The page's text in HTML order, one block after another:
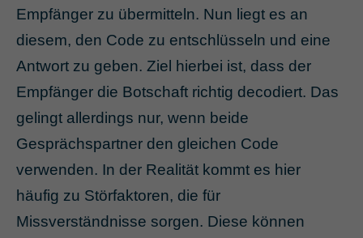
Empfänger zu übermitteln. Nun liegt es an
diesem, den Code zu entschlüsseln und eine
Antwort zu geben. Ziel hierbei ist, dass der
Empfänger die Botschaft richtig decodiert. Das
gelingt allerdings nur, wenn beide
Gesprächspartner den gleichen Code
verwenden. In der Realität kommt es hier
häufig zu Störfaktoren, die für
Missverständnisse sorgen. Diese können